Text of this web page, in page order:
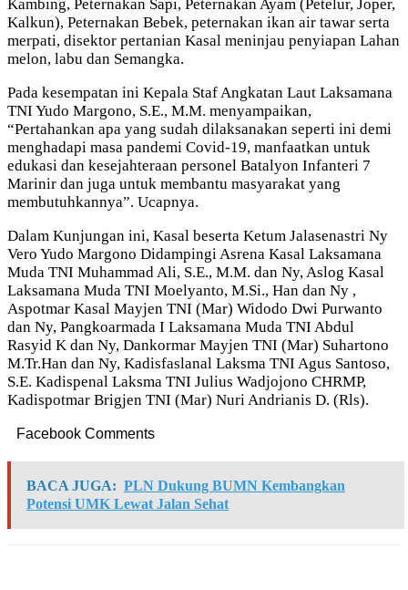
Kambing, Peternakan Sapi, Peternakan Ayam (Petelur, Joper,
Kalkun), Peternakan Bebek, peternakan ikan air tawar serta
merpati, disektor pertanian Kasal meninjau penyiapan Lahan
melon, labu dan Semangka.
Pada kesempatan ini Kepala Staf Angkatan Laut Laksamana
TNI Yudo Margono, S.E., M.M. menyampaikan,
“Pertahankan apa yang sudah dilaksanakan seperti ini demi
menghadapi masa pandemi Covid-19, manfaatkan untuk
edukasi dan kesejahteraan personel Batalyon Infanteri 7
Marinir dan juga untuk membantu masyarakat yang
membutuhkannya”. Ucapnya.
Dalam Kunjungan ini, Kasal beserta Ketum Jalasenastri Ny
Vero Yudo Margono Didampingi Asrena Kasal Laksamana
Muda TNI Muhammad Ali, S.E., M.M. dan Ny, Aslog Kasal
Laksamana Muda TNI Moelyanto, M.Si., Han dan Ny ,
Aspotmar Kasal Mayjen TNI (Mar) Widodo Dwi Purwanto
dan Ny, Pangkoarmada I Laksamana Muda TNI Abdul
Rasyid K dan Ny, Dankormar Mayjen TNI (Mar) Suhartono
M.Tr.Han dan Ny, Kadisfaslanal Laksma TNI Agus Santoso,
S.E. Kadispenal Laksma TNI Julius Wadjojono CHRMP,
Kadispotmar Brigjen TNI (Mar) Nuri Andrianis D. (Rls).
Facebook Comments
BACA JUGA: PLN Dukung BUMN Kembangkan
Potensi UMK Lewat Jalan Sehat